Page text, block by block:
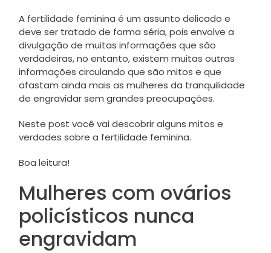
A fertilidade feminina é um assunto delicado e
deve ser tratado de forma séria, pois envolve a
divulgação de muitas informações que são
verdadeiras, no entanto, existem muitas outras
informações circulando que são mitos e que
afastam ainda mais as mulheres da tranquilidade
de engravidar sem grandes preocupações.
Neste post você vai descobrir alguns mitos e
verdades sobre a fertilidade feminina.
Boa leitura!
Mulheres com ovários
policísticos nunca
engravidam